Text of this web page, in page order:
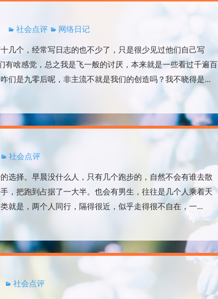
社会点评 网络日记
个，经常写日志的也不少了，只是很少见过他们自己写
有啥感觉，总之我是飞一般的讨厌，本来就是一些看过千遍百
们是九零后呢，非主流不就是我们的创造吗？我不晓得是...
社会点评
择。早晨没什么人，只有几个跑步的，自然不会有谁去散
，把跑到占据了一大半。也会有男生，往往是几个人乘着天
就是，两个人同行，隔得很近，似乎走得很不自在，一...
社会点评